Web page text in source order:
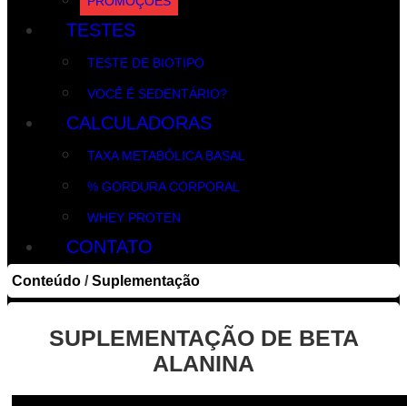
TESTES
TESTE DE BIOTIPO
VOCÊ É SEDENTÁRIO?
CALCULADORAS
TAXA METABÓLICA BASAL
% GORDURA CORPORAL
WHEY PROTEN
CONTATO
Conteúdo /Suplementação
SUPLEMENTAÇÃO DE BETA
ALANINA